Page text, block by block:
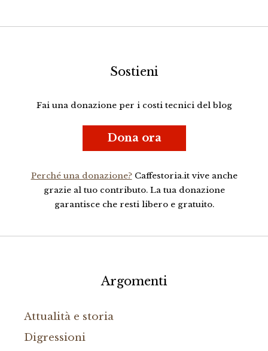
Sostieni
Fai una donazione per i costi tecnici del blog
Dona ora
Perché una donazione?Caffestoria.it vive anche
grazie al tuo contributo. La tua donazione
garantisce che resti libero e gratuito.
Argomenti
Attualità e storia
Digressioni